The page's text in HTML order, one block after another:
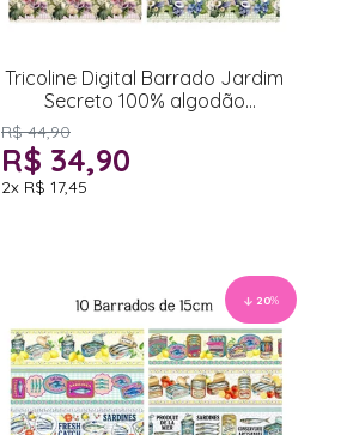
Tricoline Digital Barrado Jardim
Secreto 100% algodão
R$ 44,90
R$ 34,90
2x R$ 17,45
20%